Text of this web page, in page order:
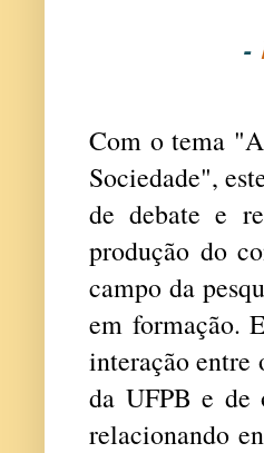
-
Com o tema
Sociedade",
de debate e
produção do
campo da
em formação.
interação entre
da UFPB e de
relacionando